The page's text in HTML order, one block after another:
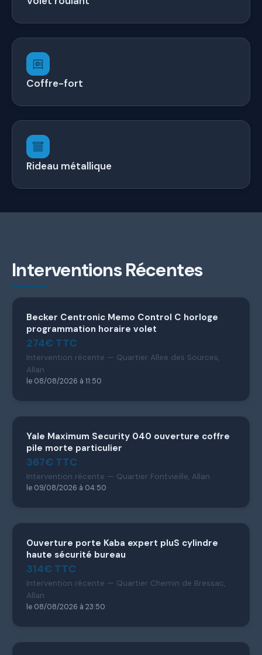
Coffre-fort
Rideau métallique
Interventions Récentes
Becker Centronic Memo Control C horloge
programmation horaire volet
274€ TTC
Intervention récente — Quartier Allee des Sources,
Allan
le 08/08/2026 à 11:50
Yale Maximum Security 040 ouverture coffre
pile morte particulier
367€ TTC
Intervention récente — Quartier Fontvieille, Allan
le 09/08/2026 à 04:50
Ouverture porte Kaba expert pluS cylindre
haute sécurité bureau
314€ TTC
Intervention récente — Quartier Chemin de Bressac,
Allan
le 08/08/2026 à 23:50